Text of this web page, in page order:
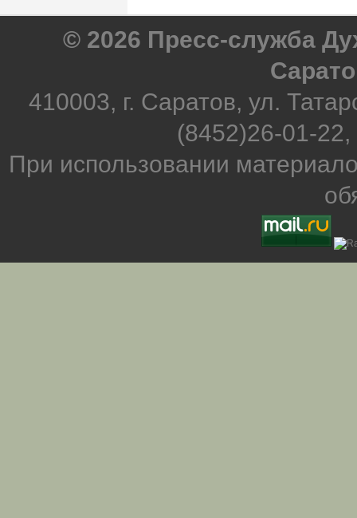
© 2026 Пресс-служба
410003, г. Саратов, ул.
(8452)26-01-
При использовании